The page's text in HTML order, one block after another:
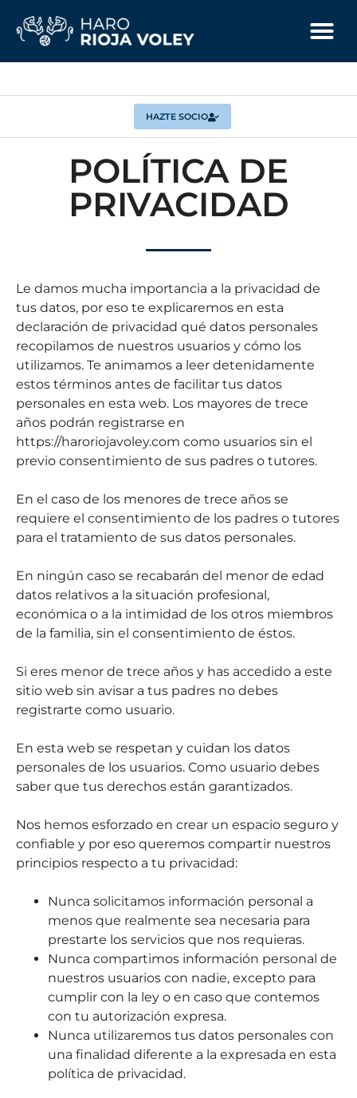
HAZTE SOCIO
POLÍTICA DE
PRIVACIDAD
Le damos mucha importancia a la privacidad de
tus datos, por eso te explicaremos en esta
declaración de privacidad qué datos personales
recopilamos de nuestros usuarios y cómo los
utilizamos. Te animamos a leer detenidamente
estos términos antes de facilitar tus datos
personales en esta web. Los mayores de trece
años podrán registrarse en
https://haroriojavoley.com como usuarios sin el
previo consentimiento de sus padres o tutores.
En el caso de los menores de trece años se
requiere el consentimiento de los padres o tutores
para el tratamiento de sus datos personales.
En ningún caso se recabarán del menor de edad
datos relativos a la situación profesional,
económica o a la intimidad de los otros miembros
de la familia, sin el consentimiento de éstos.
Si eres menor de trece años y has accedido a este
sitio web sin avisar a tus padres no debes
registrarte como usuario.
En esta web se respetan y cuidan los datos
personales de los usuarios. Como usuario debes
saber que tus derechos están garantizados.
Nos hemos esforzado en crear un espacio seguro y
confiable y por eso queremos compartir nuestros
principios respecto a tu privacidad:
Nunca solicitamos información personal a
menos que realmente sea necesaria para
prestarte los servicios que nos requieras.
Nunca compartimos información personal de
nuestros usuarios con nadie, excepto para
cumplir con la ley o en caso que contemos
con tu autorización expresa.
Nunca utilizaremos tus datos personales con
una finalidad diferente a la expresada en esta
política de privacidad.